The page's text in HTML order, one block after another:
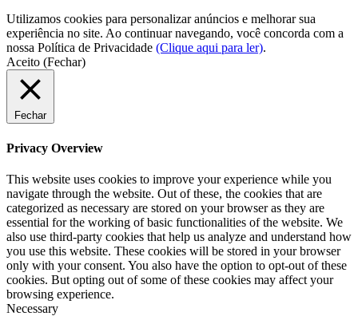
Utilizamos cookies para personalizar anúncios e melhorar sua
experiência no site. Ao continuar navegando, você concorda com a
nossa Política de Privacidade (Clique aqui para ler).
Aceito (Fechar)
Fechar
Privacy Overview
This website uses cookies to improve your experience while you
navigate through the website. Out of these, the cookies that are
categorized as necessary are stored on your browser as they are
essential for the working of basic functionalities of the website. We
also use third-party cookies that help us analyze and understand how
you use this website. These cookies will be stored in your browser
only with your consent. You also have the option to opt-out of these
cookies. But opting out of some of these cookies may affect your
browsing experience.
Necessary